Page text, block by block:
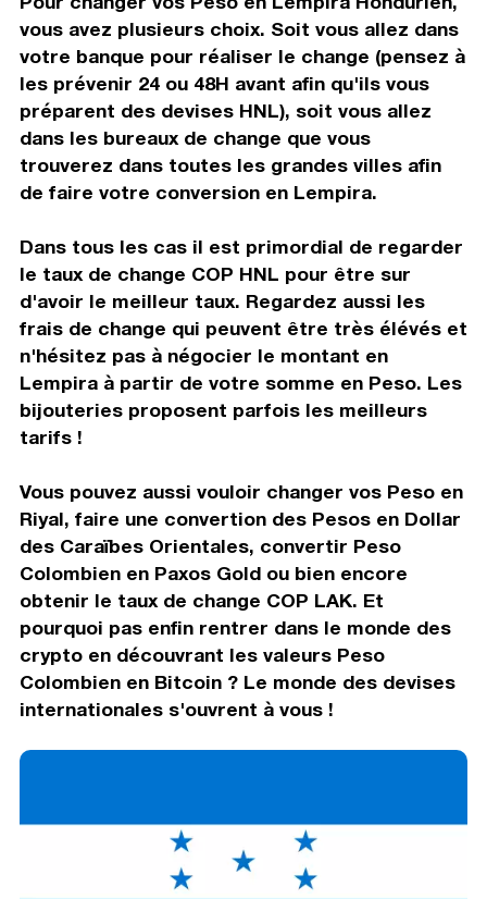
vous avez plusieurs choix. Soit vous allez dans
votre banque pour réaliser le change (pensez à
les prévenir 24 ou 48H avant afin qu'ils vous
préparent des devises HNL), soit vous allez
dans les bureaux de change que vous
trouverez dans toutes les grandes villes afin
de faire votre conversion en Lempira.
Dans tous les cas il est primordial de regarder
le taux de change COP HNL pour être sur
d'avoir le meilleur taux. Regardez aussi les
frais de change qui peuvent être très élévés et
n'hésitez pas à négocier le montant en
Lempira à partir de votre somme en Peso. Les
bijouteries proposent parfois les meilleurs
tarifs !
Vous pouvez aussi vouloir changer vos Peso en
Riyal, faire une convertion des Pesos en Dollar
des Caraïbes Orientales, convertir Peso
Colombien en Paxos Gold ou bien encore
obtenir le taux de change COP LAK. Et
pourquoi pas enfin rentrer dans le monde des
crypto en découvrant les valeurs Peso
Colombien en Bitcoin ? Le monde des devises
internationales s'ouvrent à vous !